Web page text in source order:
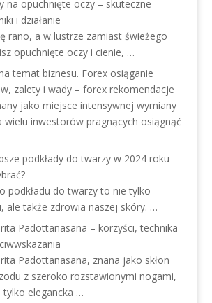
na opuchnięte oczy – skuteczne
i działanie
rano, a w lustrze zamiast świeżego
opuchnięte oczy i cienie, …
temat biznesu. Forex osiąganie
zalety i wady – forex rekomendacje
jako miejsce intensywnej wymiany
wielu inwestorów pragnących osiągnąć
podkłady do twarzy w 2024 roku –
podkładu do twarzy to nie tylko
ale także zdrowia naszej skóry. …
Padottanasana – korzyści, technika
Padottanasana, znana jako skłon
z szeroko rozstawionymi nogami,
tylko elegancka …